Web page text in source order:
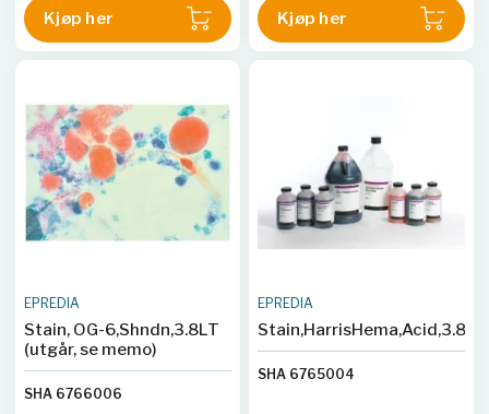
Kjøp her Kjøp her
EPREDIA
Stain, OG-6,Shndn,3.8LT
(utgår, se memo)
SHA 6766006
EPREDIA
Stain,HarrisHema,Acid,3.8LT
SHA 6765004